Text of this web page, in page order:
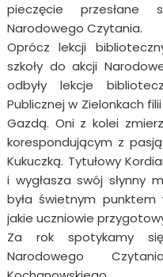
pieczęcie przesłane
Narodowego Czytania.
Oprócz lekcji
szkoły do akcji
odbyły lekcje
Publicznej w Zielonkach
Gazdą. Oni z kolei
korespondującym z
Kukuczką. Tytułowy
i wygłasza swój słynny
była świetnym
jakie uczniowie
Za rok spotykamy
Narodowego